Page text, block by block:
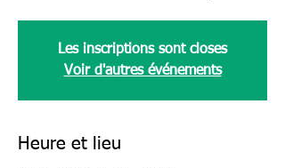
Les inscriptions sont closes
Voir d'autres événements
Heure et lieu